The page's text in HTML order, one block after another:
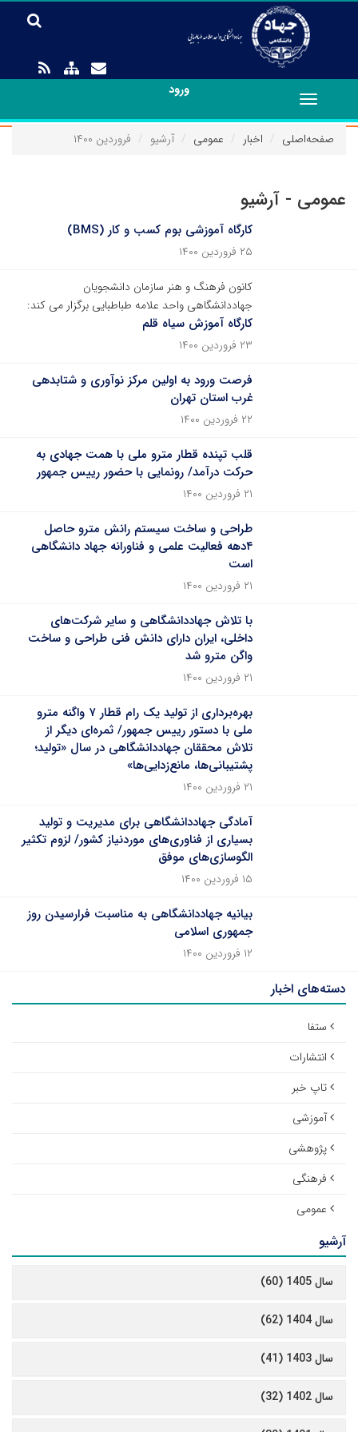
ورود
Toggle
navigation
صفحه‌اصلی
اخبار عمومی آرشیو فروردین ۱۴۰۰
عمومی - آرشیو
کارگاه آموزشی بوم کسب و کار (BMS)
۲۵ فروردین ۱۴۰۰
کانون فرهنگ و هنر سازمان دانشجویان
جهاددانشگاهی واحد علامه طباطبایی برگزار می کند:
کارگاه آموزش سیاه قلم
۲۳ فروردین ۱۴۰۰
فرصت ورود به اولین مرکز نوآوری و شتابدهی
غرب استان تهران
۲۲ فروردین ۱۴۰۰
قلب تپنده قطار مترو ملی با همت جهادی به
حرکت درآمد/ رونمایی با حضور رییس جمهور
۲۱ فروردین ۱۴۰۰
طراحی و ساخت سیستم رانش مترو حاصل
۴دهه فعالیت علمی و فناورانه جهاد دانشگاهی
است
۲۱ فروردین ۱۴۰۰
با تلاش جهاددانشگاهی و سایر شرکت‌های
داخلی، ایران دارای دانش فنی طراحی و ساخت
واگن مترو شد
۲۱ فروردین ۱۴۰۰
بهره‌برداری از تولید یک رام قطار ۷ واگنه مترو
ملی با دستور رییس جمهور/ ثمره‌ای دیگر از
تلاش محققان جهاددانشگاهی در سال «تولید؛
پشتیبانی‌ها، مانع‌زدایی‌ها»
۲۱ فروردین ۱۴۰۰
آمادگی جهاددانشگاهی برای مدیریت و تولید
بسیاری از فناوری‌های موردنیاز کشور/ لزوم تکثیر
الگوسازی‌های موفق
۱۵ فروردین ۱۴۰۰
بیانیه جهاددانشگاهی به مناسبت فرارسیدن روز
جمهوری اسلامی
۱۲ فروردین ۱۴۰۰
دسته‌های اخبار
ستفا
انتشارات
تاپ خبر
آموزشی
پژوهشی
فرهنگی
عمومی
آرشیو
سال 1405 (60)
سال 1404 (62)
سال 1403 (41)
سال 1402 (32)